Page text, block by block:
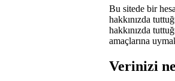
Bu sitede bir
hakkınızda
hakkınızda
amaçlarına
Verinizi